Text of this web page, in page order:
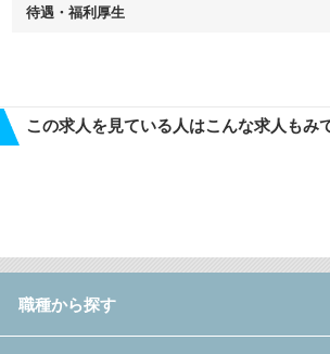
待遇・福利厚生
この求人を見ている人はこんな求人もみ
職種から探す